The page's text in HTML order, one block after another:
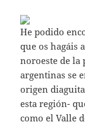
He podido
que os hagáis
noroeste de la
argentinas se
origen
esta región-
como el Valle